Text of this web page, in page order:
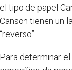
el tipo de papel
Canson tienen un
“reverso”.
Para determinar